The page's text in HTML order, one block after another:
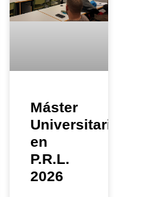
Máster
Universitario
en
P.R.L.
2026